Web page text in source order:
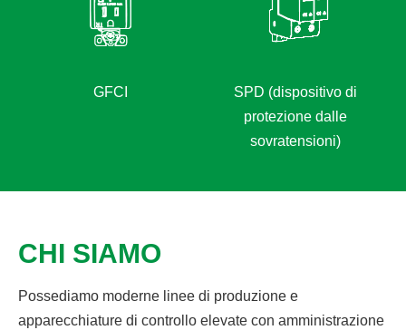
SPD (dispositivo di
protezione dalle
CHI SIAMO
Possediamo moderne linee di produzione e
apparecchiature di controllo elevate con amministrazione